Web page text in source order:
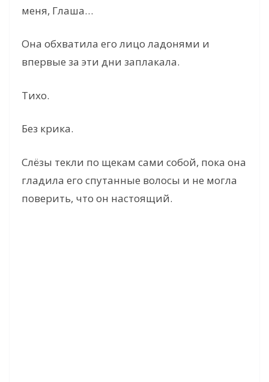
меня, Глаша…
Она обхватила его лицо ладонями и
впервые за эти дни заплакала.
Тихо.
Без крика.
Слёзы текли по щекам сами собой, пока она
гладила его спутанные волосы и не могла
поверить, что он настоящий.